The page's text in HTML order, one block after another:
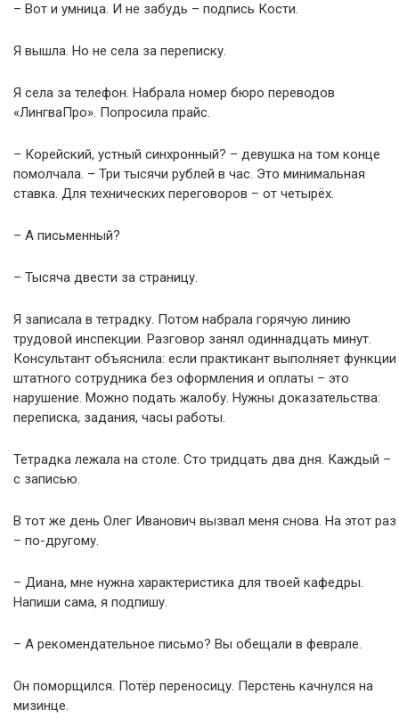
– Вот и умница. И не забудь – подпись Кости.
Я вышла. Но не села за переписку.
Я села за телефон. Набрала номер бюро переводов
«ЛингваПро». Попросила прайс.
– Корейский, устный синхронный? – девушка на том конце
помолчала. – Три тысячи рублей в час. Это минимальная
ставка. Для технических переговоров – от четырёх.
– А письменный?
– Тысяча двести за страницу.
Я записала в тетрадку. Потом набрала горячую линию
трудовой инспекции. Разговор занял одиннадцать минут.
Консультант объяснила: если практикант выполняет функции
штатного сотрудника без оформления и оплаты – это
нарушение. Можно подать жалобу. Нужны доказательства:
переписка, задания, часы работы.
Тетрадка лежала на столе. Сто тридцать два дня. Каждый –
с записью.
В тот же день Олег Иванович вызвал меня снова. На этот раз
– по-другому.
– Диана, мне нужна характеристика для твоей кафедры.
Напиши сама, я подпишу.
– А рекомендательное письмо? Вы обещали в феврале.
Он поморщился. Потёр переносицу. Перстень качнулся на
мизинце.